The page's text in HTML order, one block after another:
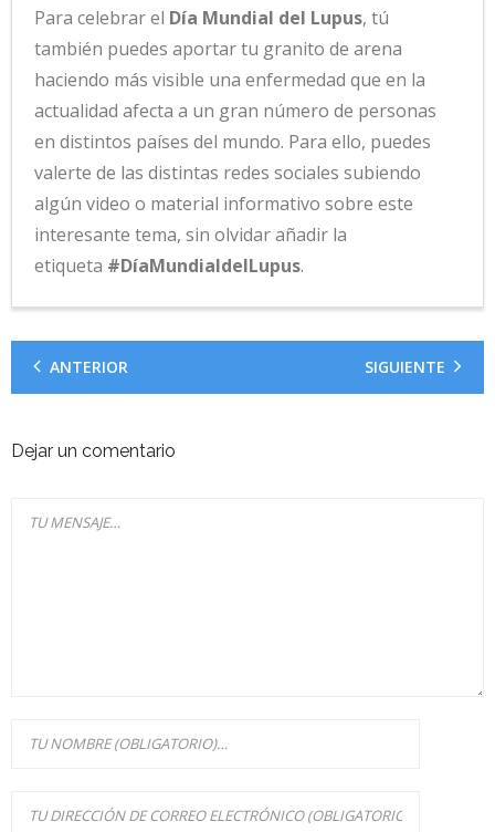
Para celebrar el Día Mundial del Lupus, tú
también puedes aportar tu granito de arena
haciendo más visible una enfermedad que en la
actualidad afecta a un gran número de personas
en distintos países del mundo. Para ello, puedes
valerte de las distintas redes sociales subiendo
algún video o material informativo sobre este
interesante tema, sin olvidar añadir la
etiqueta #DíaMundialdelLupus.
ANTERIOR SIGUIENTE
Dejar un comentario